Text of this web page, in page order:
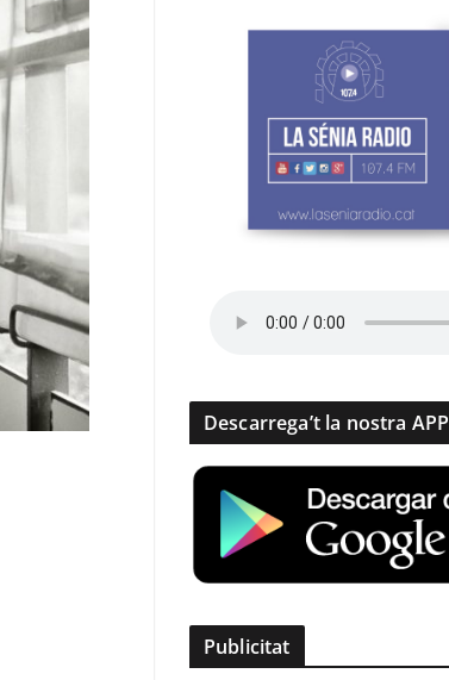
Descarrega’t la nostra APP
Publicitat